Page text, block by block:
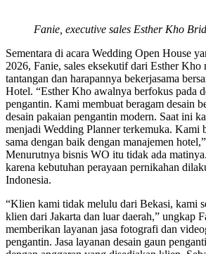
Fanie, executive sales Esther Kho
Sementara di acara Wedding Open House
2026, Fanie, sales eksekutif dari Esther Kho
tantangan dan harapannya bekerjasama
Hotel. “Esther Kho awalnya berfokus pada
pengantin. Kami membuat beragam desain
desain pakaian pengantin modern. Saat ini
menjadi Wedding Planner terkemuka. Kami
sama dengan baik dengan manajemen
Menurutnya bisnis WO itu tidak ada
karena kebutuhan perayaan pernikahan
Indonesia.
“Klien kami tidak melulu dari Bekasi, kami
klien dari Jakarta dan luar daerah,” ungkap
memberikan layanan jasa fotografi dan
pengantin. Jasa layanan desain gaun